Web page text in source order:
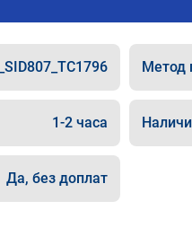
Метод
1-2 часа
Да, без доплат